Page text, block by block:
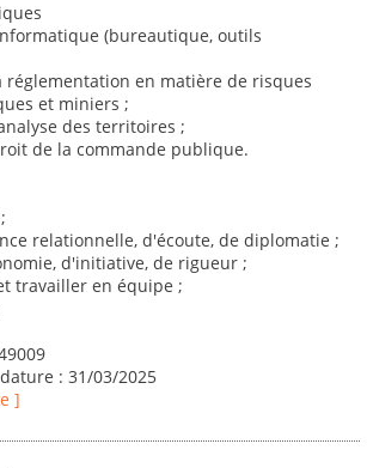
(bureautique, outils
réglementation en matière de risques
et miniers ;
des territoires ;
de la commande publique.
relationnelle, d'écoute, de diplomatie ;
d'initiative, de rigueur ;
travailler en équipe ;
: 31/03/2025
]